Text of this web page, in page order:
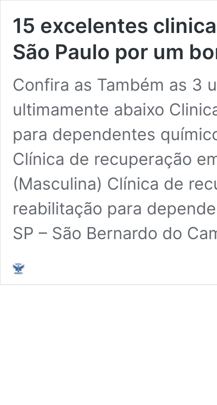
15 excelentes
São Paulo por um
Confira as Também as 3
ultimamente abaixo
para dependentes
Clínica de recuperação
(Masculina) Clínica de
reabilitação para
SP – São Bernardo do